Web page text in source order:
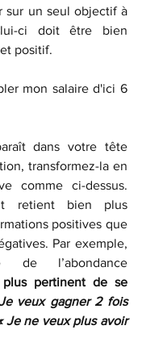
sur un seul objectif à
ci doit être bien
positif.
mon salaire d'ici 6
dans votre tête
transformez-la en
comme ci-dessus.
retient bien plus
positives que
Par exemple,
de l’abondance
pertinent de se
veux gagner 2 fois
Je ne veux plus avoir